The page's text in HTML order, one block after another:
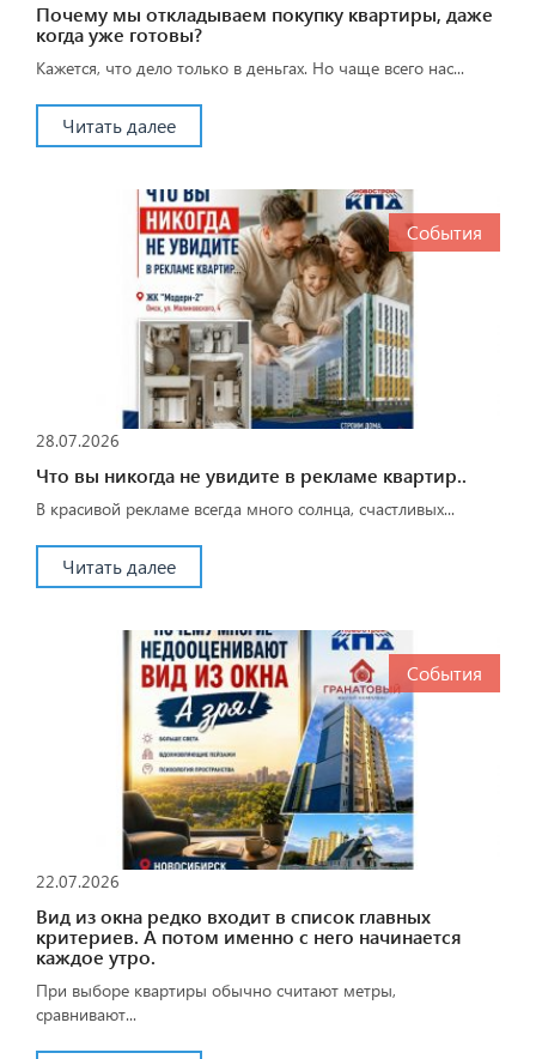
Почему мы откладываем покупку квартиры, даже
когда уже готовы?
Кажется, что дело только в деньгах. Но чаще всего нас...
Читать далее
События
28.07.2026
Что вы никогда не увидите в рекламе квартир..
В красивой рекламе всегда много солнца, счастливых...
Читать далее
События
22.07.2026
Вид из окна редко входит в список главных
критериев. А потом именно с него начинается
каждое утро.
При выборе квартиры обычно считают метры,
сравнивают...